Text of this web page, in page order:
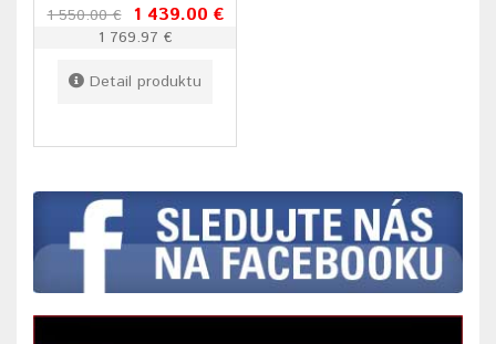
1 550.00 € 1 439.00 €
1 769.97 €
Detail produktu